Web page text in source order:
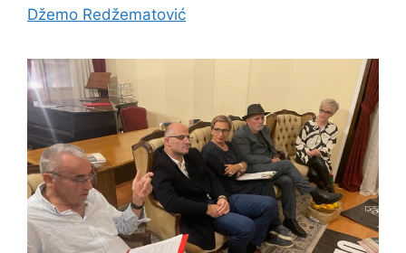
Džemo Redžematović